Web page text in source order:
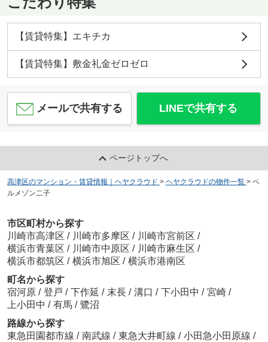
【賃貸特集】エキチカ
【賃貸特集】敷金礼金ゼロゼロ
メールで共有する LINEで共有する
ページトップへ
高津区のマンション・賃貸情報｜ヘヤクラウド > ヘヤクラウドの物件一覧 > ベ
ルメゾン二子
市区町村から探す
川崎市高津区 / 川崎市多摩区 / 川崎市宮前区 /
横浜市青葉区 / 川崎市中原区 / 川崎市麻生区 /
横浜市都筑区 / 横浜市旭区 / 横浜市港南区
町名から探す
宿河原 / 登戸 / 下作延 / 末長 / 溝口 / 下小田中 / 宮崎 /
上小田中 / 有馬 / 鷺沼
路線から探す
東急田園都市線 / 南武線 / 東急大井町線 / 小田急小田原線 /